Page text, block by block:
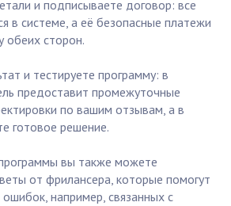
и подписываете договор: все
в системе, а её безопасные платежи
обеих сторон.
и тестируете программу: в
предоставит промежуточные
по вашим отзывам, а в
готовое решение.
вы также можете
от фрилансера, которые помогут
например, связанных с